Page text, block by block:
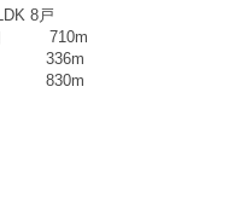
8戸
口 710m
校 336m
830m